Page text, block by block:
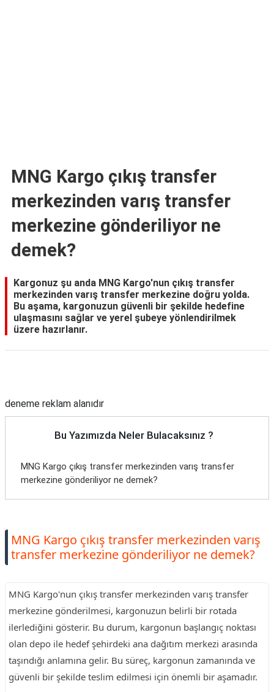
MNG Kargo çıkış transfer
merkezinden varış transfer
merkezine gönderiliyor ne
demek?
Kargonuz şu anda MNG Kargo'nun çıkış transfer
merkezinden varış transfer merkezine doğru yolda.
Bu aşama, kargonuzun güvenli bir şekilde hedefine
ulaşmasını sağlar ve yerel şubeye yönlendirilmek
üzere hazırlanır.
deneme reklam alanıdır
Bu Yazımızda Neler Bulacaksınız ?
MNG Kargo çıkış transfer merkezinden varış transfer
merkezine gönderiliyor ne demek?
MNG Kargo çıkış transfer merkezinden varış
transfer merkezine gönderiliyor ne demek?
MNG Kargo'nun çıkış transfer merkezinden varış transfer
merkezine gönderilmesi, kargonuzun belirli bir rotada
ilerlediğini gösterir. Bu durum, kargonun başlangıç noktası
olan depo ile hedef şehirdeki ana dağıtım merkezi arasında
taşındığı anlamına gelir. Bu süreç, kargonun zamanında ve
güvenli bir şekilde teslim edilmesi için önemli bir aşamadır.